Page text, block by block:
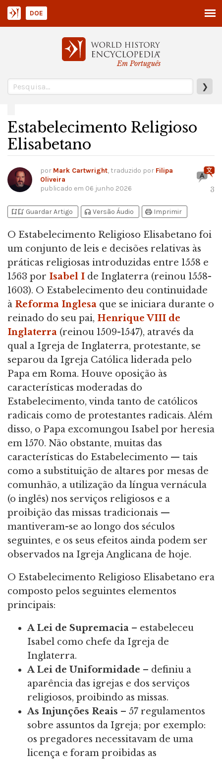
Em Português
❯
DOE
Estabelecimento Religioso
Elisabetano
por Mark Cartwright, traduzido por Filipa
Oliveira
publicado em 06 junho 2026 3
bookmark_addbookmark_added Guardar Artigo headphones Versão Áudio print Imprimir
O Estabelecimento Religioso Elisabetano foi
um conjunto de leis e decisões relativas às
práticas religiosas introduzidas entre 1558 e
1563 por Isabel I de Inglaterra (reinou 1558-
1603). O Estabelecimento deu continuidade
à Reforma Inglesa que se iniciara durante o
reinado do seu pai, Henrique VIII de
Inglaterra (reinou 1509-1547), através da
qual a Igreja de Inglaterra, protestante, se
separou da Igreja Católica liderada pelo
Papa em Roma. Houve oposição às
características moderadas do
Estabelecimento, vinda tanto de católicos
radicais como de protestantes radicais. Além
disso, o Papa excomungou Isabel por heresia
em 1570. Não obstante, muitas das
características do Estabelecimento — tais
como a substituição de altares por mesas de
comunhão, a utilização da língua vernácula
(o inglês) nos serviços religiosos e a
proibição das missas tradicionais —
mantiveram-se ao longo dos séculos
seguintes, e os seus efeitos ainda podem ser
observados na Igreja Anglicana de hoje.
O Estabelecimento Religioso Elisabetano era
composto pelos seguintes elementos
principais:
A Lei de Supremacia – estabeleceu
Isabel como chefe da Igreja de
Inglaterra.
A Lei de Uniformidade – definiu a
aparência das igrejas e dos serviços
religiosos, proibindo as missas.
As Injunções Reais – 57 regulamentos
sobre assuntos da Igreja; por exemplo:
os pregadores necessitavam de uma
licença e foram proibidas as